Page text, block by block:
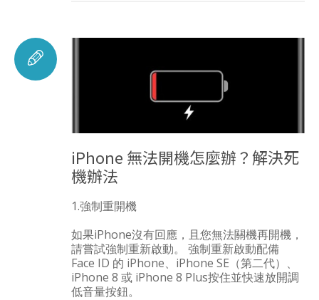
iPhone 無法開機怎麼辦？解決死
機辦法
1.強制重開機
如果iPhone沒有回應，且您無法關機再開機，
請嘗試強制重新啟動。 強制重新啟動配備
Face ID 的 iPhone、iPhone SE（第二代）、
iPhone 8 或 iPhone 8 Plus按住並快速放開調
低音量按鈕。